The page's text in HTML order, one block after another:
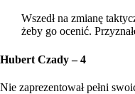
Wszedł na zmianę
żeby go ocenić.
Hubert Czady – 4
Nie zaprezentował pełni